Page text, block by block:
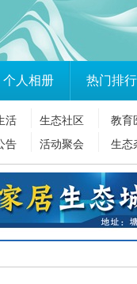
个人相册 热门排行
活 生态社区
教育
告
活动聚会 生态